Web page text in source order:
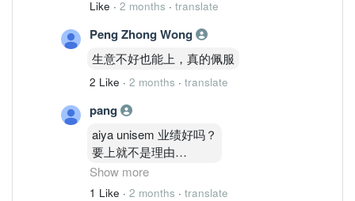
Like · 2 months · translate
Peng Zhong Wong
生意不好也能上，真的佩服
2 Like · 2 months · translate
pang
aiya unisem 业绩好吗？
要上就不是理由
折旧 有的折旧
Show more
1 Like · 2 months · translate